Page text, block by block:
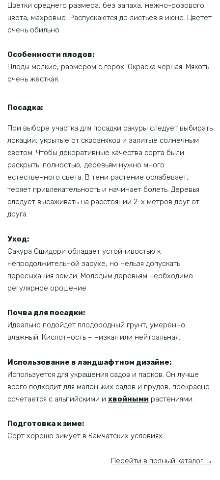
Цветки среднего размера, без запаха, нежно-розового
цвета, махровые. Распускаются до листьев в июне. Цветет
очень обильно.
Особенности плодов:
Плоды мелкие, размером с горох. Окраска черная. Мякоть
очень жесткая.
Посадка:
При выборе участка для посадки сакуры следует выбирать
локации, укрытые от сквозняков и залитые солнечным
светом. Чтобы декоративные качества сорта были
раскрыты полностью, деревьям нужно много
естественного света. В тени растение ослабевает,
теряет привлекательность и начинает болеть. Деревья
следует высаживать на расстоянии 2-х метров друг от
друга.
Уход:
Сакура Ошидори обладает устойчивостью к
непродолжительной засухе, но нельзя допускать
пересыхания земли. Молодым деревьям необходимо
регулярное орошение.
Почва для посадки:
Идеально подойдет плодородный грунт, умеренно
влажный. Кислотность – низкая или нейтральная.
Использование в ландшафтном дизайне:
Используется для украшения садов и парков. Он лучше
всего подходит для маленьких садов и прудов, прекрасно
сочетается с альпийскими и хвойными растениями.
Подготовка к зиме:
Сорт хорошо зимует в Камчатских условиях.
Перейти в полный каталог →